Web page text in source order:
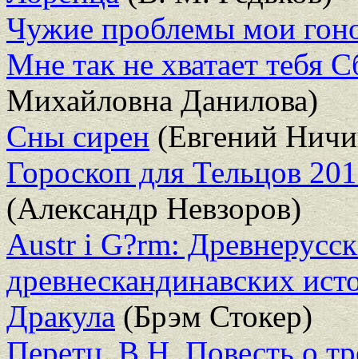
Чужие проблемы мои
Мне так не хватает тебя
Михайловна Данилова)
Сны сирен(Евгений
Гороскоп для Тельцов
(Александр Невзоров)
Austr i G?rm:
древнескандинавских
Дракула(Брэм Стокер)
Перетц, В.Н. Повесть о